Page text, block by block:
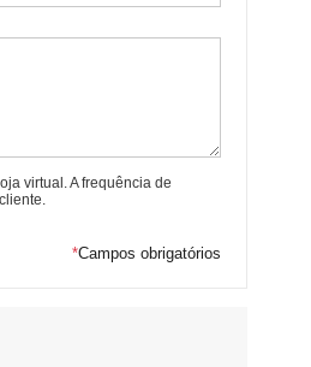
virtual. A frequência de
*Campos obrigatórios